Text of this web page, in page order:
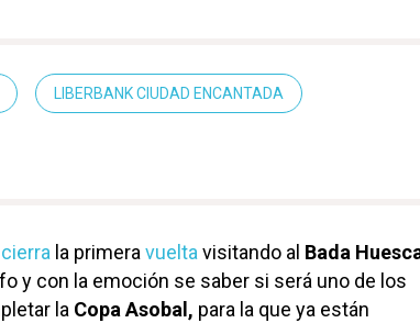
LIBERBANK CIUDAD ENCANTADA
cierra la primeravueltavisitando al Bada
y con la emoción se saber si será uno de los
la Copa Asobal, para la que ya están